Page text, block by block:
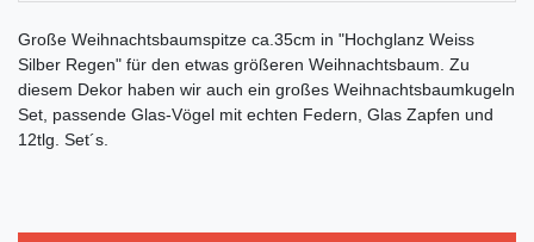
Große Weihnachtsbaumspitze ca.35cm in "Hochglanz Weiss
Silber Regen" für den etwas größeren Weihnachtsbaum. Zu
diesem Dekor haben wir auch ein großes Weihnachtsbaumkugeln
Set, passende Glas-Vögel mit echten Federn, Glas Zapfen und
12tlg. Set´s.